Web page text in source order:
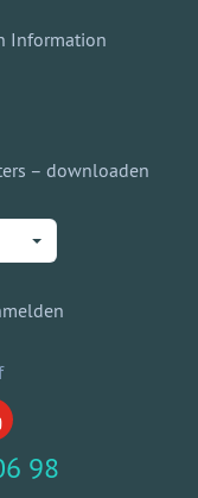
Information
– downloaden
98